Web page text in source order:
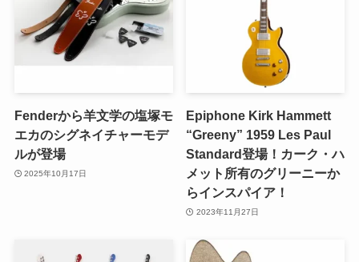
Fenderから羊文学の塩塚モ
エカのシグネイチャーモデ
ルが登場
2025年10月17日
Epiphone Kirk Hammett
“Greeny” 1959 Les Paul
Standard登場！カーク・ハ
メット所有のグリーニーか
らインスパイア！
2023年11月27日